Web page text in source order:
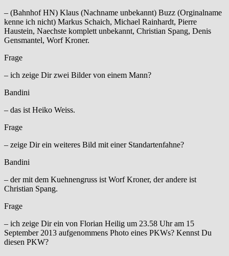
– (Bahnhof HN) Klaus (Nachname unbekannt) Buzz (Orginalname
kenne ich nicht) Markus Schaich, Michael Rainhardt, Pierre
Haustein, Naechste komplett unbekannt, Christian Spang, Denis
Gensmantel, Worf Kroner.
Frage
– ich zeige Dir zwei Bilder von einem Mann?
Bandini
– das ist Heiko Weiss.
Frage
– zeige Dir ein weiteres Bild mit einer Standartenfahne?
Bandini
– der mit dem Kuehnengruss ist Worf Kroner, der andere ist
Christian Spang.
Frage
– ich zeige Dir ein von Florian Heilig um 23.58 Uhr am 15
September 2013 aufgenommens Photo eines PKWs? Kennst Du
diesen PKW?